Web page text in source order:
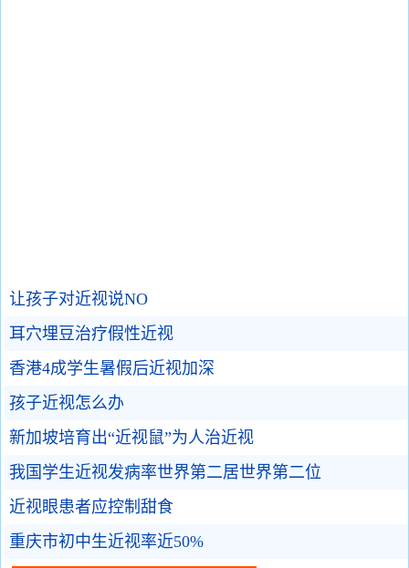
让孩子对近视说NO
耳穴埋豆治疗假性近视
香港4成学生暑假后近视加深
孩子近视怎么办
新加坡培育出“近视鼠”为人治近视
我国学生近视发病率世界第二居世界第二位
近视眼患者应控制甜食
重庆市初中生近视率近50%